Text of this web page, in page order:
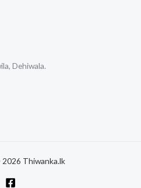
Dehiwala.
Thiwanka.lk